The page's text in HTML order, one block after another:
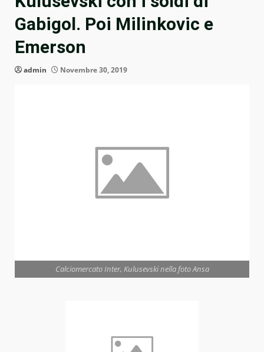
Gabigol. Poi Milinkovic e
Emerson
admin Novembre 30, 2019
Calciomercato Inter, Kulusevski nella foto Ansa